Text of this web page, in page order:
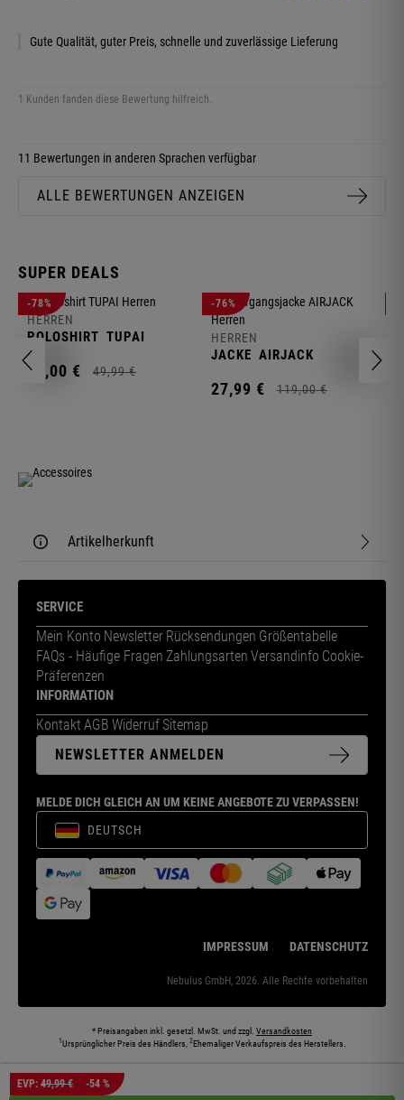
EVP: 49,99 € -54 %
Gute Qualität, guter Preis, schnelle und zuverlässige Lieferung
1 Kunden fanden diese Bewertung hilfreich.
11 Bewertungen in anderen Sprachen verfügbar
ALLE BEWERTUNGEN ANZEIGEN
SUPER DEALS
-78%
HERREN
POLOSHIRT TUPAI
11,00 € 49,99 €
-76%
HERREN
JACKE AIRJACK
27,99 € 119,00 €
Artikelherkunft
SERVICE
Mein Konto Newsletter Rücksendungen Größentabelle
FAQs - Häufige Fragen Zahlungsarten Versandinfo Cookie-
Präferenzen
INFORMATION
Kontakt AGB Widerruf Sitemap
NEWSLETTER ANMELDEN
MELDE DICH GLEICH AN UM KEINE ANGEBOTE ZU VERPASSEN!
DEUTSCH
IMPRESSUM DATENSCHUTZ
Nebulus GmbH, 2026. Alle Rechte vorbehalten
* Preisangaben inkl. gesetzl. MwSt. und zzgl. Versandkosten
1Ursprünglicher Preis des Händlers, 2Ehemaliger Verkaufspreis des Herstellers.
Die abgebildeten Models und Umgebungen können teilweise KI-generiert sein. Die
dargestellten Produkte entsprechen den angebotenen Artikeln.